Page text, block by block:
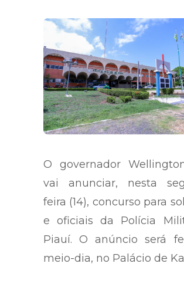
O governador
vai anunciar, nesta
feira (14), concurso para
e oficiais da Polícia
Piauí. O anúncio será
meio-dia, no Palácio de